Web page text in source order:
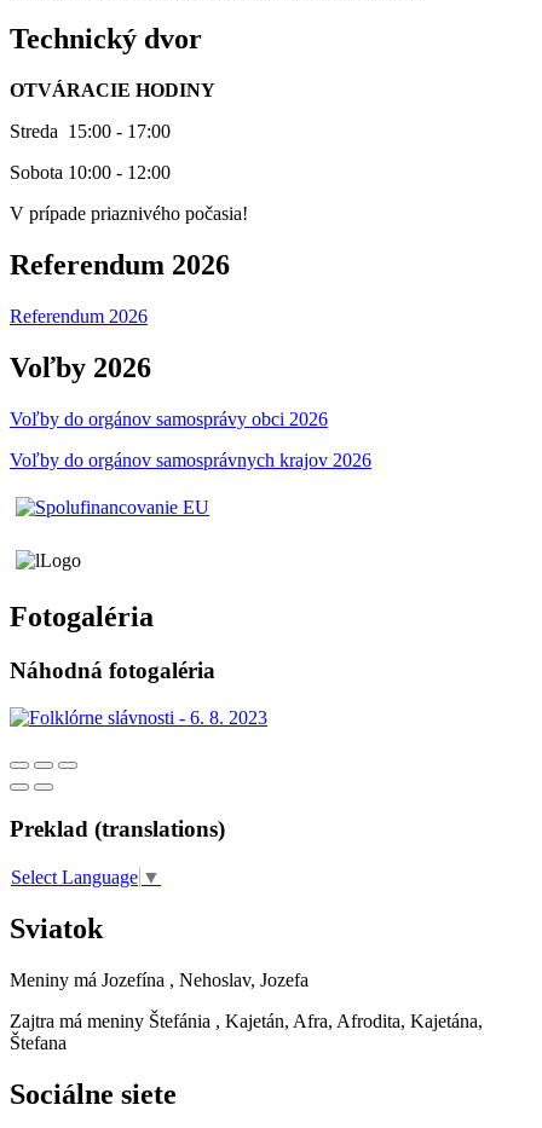
Technický dvor
OTVÁRACIE HODINY
Streda 15:00 - 17:00
Sobota 10:00 - 12:00
V prípade priaznivého počasia!
Referendum 2026
Referendum 2026
Voľby 2026
Voľby do orgánov samosprávy obci 2026
Voľby do orgánov samosprávnych krajov 2026
Fotogaléria
Náhodná fotogaléria
Preklad (translations)
Select Language ▼
Sviatok
Meniny má Jozefína , Nehoslav, Jozefa
Zajtra má meniny Štefánia , Kajetán, Afra, Afrodita, Kajetána,
Štefana
Sociálne siete